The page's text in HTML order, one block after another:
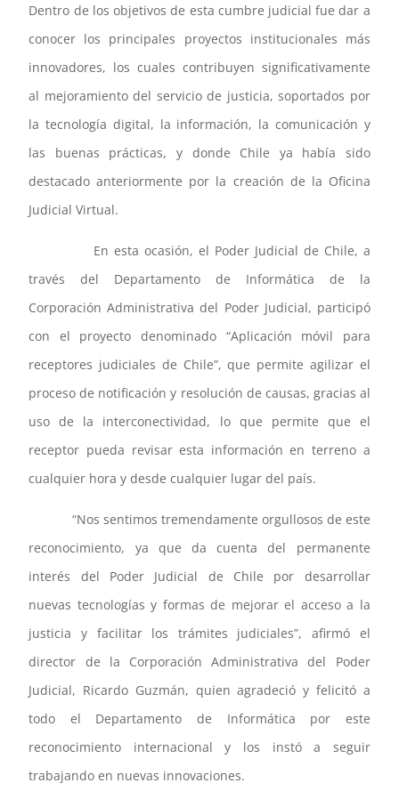
Dentro de los objetivos de esta cumbre judicial fue dar a
conocer los principales proyectos institucionales más
innovadores, los cuales contribuyen significativamente
al mejoramiento del servicio de justicia, soportados por
la tecnología digital, la información, la comunicación y
las buenas prácticas, y donde Chile ya había sido
destacado anteriormente por la creación de la Oficina
Judicial Virtual.
En esta ocasión, el Poder Judicial de Chile, a
través del Departamento de Informática de la
Corporación Administrativa del Poder Judicial, participó
con el proyecto denominado “Aplicación móvil para
receptores judiciales de Chile”, que permite agilizar el
proceso de notificación y resolución de causas, gracias al
uso de la interconectividad, lo que permite que el
receptor pueda revisar esta información en terreno a
cualquier hora y desde cualquier lugar del país.
“Nos sentimos tremendamente orgullosos de este
reconocimiento, ya que da cuenta del permanente
interés del Poder Judicial de Chile por desarrollar
nuevas tecnologías y formas de mejorar el acceso a la
justicia y facilitar los trámites judiciales”, afirmó el
director de la Corporación Administrativa del Poder
Judicial, Ricardo Guzmán, quien agradeció y felicitó a
todo el Departamento de Informática por este
reconocimiento internacional y los instó a seguir
trabajando en nuevas innovaciones.